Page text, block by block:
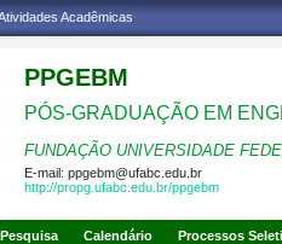
Acadêmicas
PPGEBM
PÓS-GRADUAÇÃO EM
FUNDAÇÃO UNIVERSIDADE
E-mail: ppgebm@ufabc.edu.br
http://propg.ufabc.edu.br/ppgebm
Calendário Processos